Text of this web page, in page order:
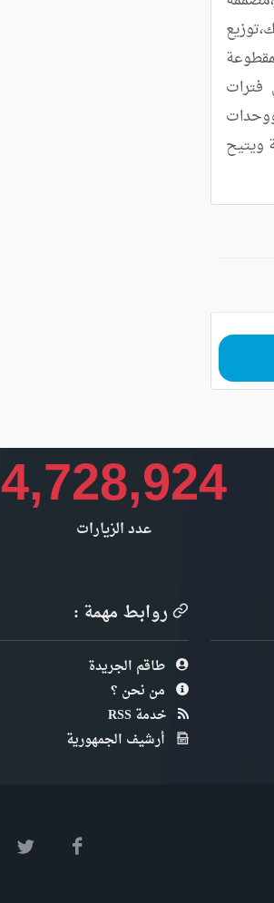
4,728,924
عدد الزيارات
روابط مهمة :
طاقم الجريدة
من نحن ؟
خدمة RSS
أرشيف الجمهورية